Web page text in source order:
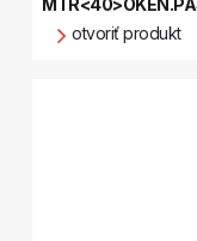
otvoriť produkt